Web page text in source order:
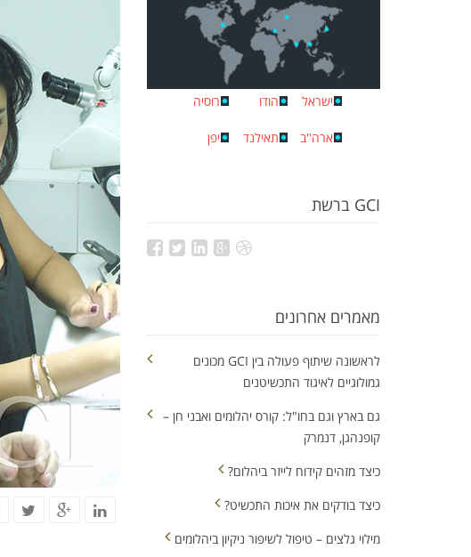
ישראל הודו רוסיה
ארה''ב תאילנד יפן
GCI ברשת
מאמרים אחרונים
לראשונה שיתוף פעולה בין GCI מכונים
גמולוגיים לאיגוד התכשיטנים
גם בארץ וגם בחו"ל: קורס יהלומים ואבני חן –
קופנהגן, דנמרק
כיצד מזהים קידוח לייזר ביהלום?
כיצד בודקים את איכות התכשיט?
מילוי גלצים – טיפול לשיפור ניקיון ביהלומים